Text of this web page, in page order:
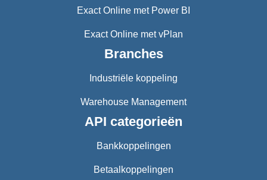
Exact Online met Power BI
Exact Online met vPlan
Branches
Industriële koppeling
Warehouse Management
API categorieën
Bankkoppelingen
Betaalkoppelingen